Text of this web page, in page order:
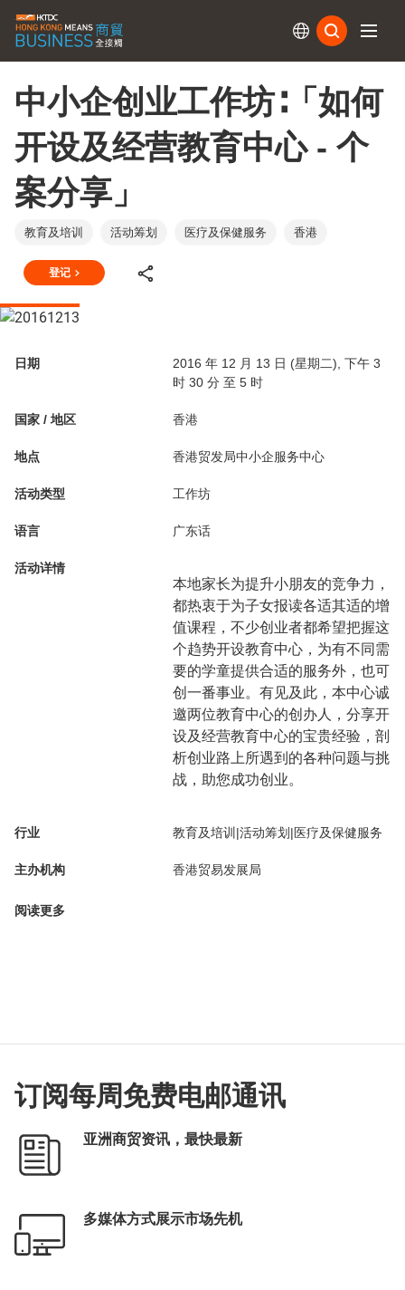
中小企创业工作坊∶「如何
开设及经营教育中心 - 个
案分享」
教育及培训 活动筹划 医疗及保健服务 香港
登记
日期
2016 年 12 月 13 日 (星期二), 下午 3
时 30 分 至 5 时
国家 / 地区 香港
地点 香港贸发局中小企服务中心
活动类型 工作坊
语言 广东话
活动详情
本地家长为提升小朋友的竞争力，
都热衷于为子女报读各适其适的增
值课程，不少创业者都希望把握这
个趋势开设教育中心，为有不同需
要的学童提供合适的服务外，也可
创一番事业。有见及此，本中心诚
邀两位教育中心的创办人，分享开
设及经营教育中心的宝贵经验，剖
析创业路上所遇到的各种问题与挑
战，助您成功创业。
行业 教育及培训|活动筹划|医疗及保健服务
主办机构 香港贸易发展局
阅读更多
订阅每周免费电邮通讯
亚洲商贸资讯，最快最新
多媒体方式展示市场先机